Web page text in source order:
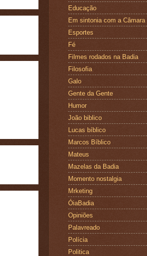
Educação
Em sintonia com a Câmara
Esportes
Fé
Filmes rodados na Badia
Filosofia
Galo
Gente da Gente
Humor
João biblico
Lucas bíblico
Marcos Bíblico
Mateus
Mazelas da Badia
Momento nostalgia
Mrketing
ÓiaBadia
Opiniões
Palavreado
Polícia
Politica